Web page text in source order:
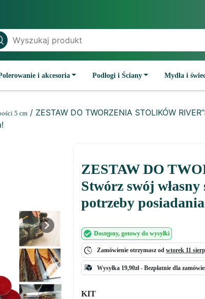
i akcesoria Podłogi i Ściany Mydła i
5 cm / ZESTAW DO TWORZENIA STOLIKÓW
Next
ZESTAW DO
Stwórz swój
potrzeby
Dostępny, gotowy do wysyłki
Zamówienie otrzymasz odwtorek 11
Wysyłka 19,90zł -Bezpłatnie dla
KIT